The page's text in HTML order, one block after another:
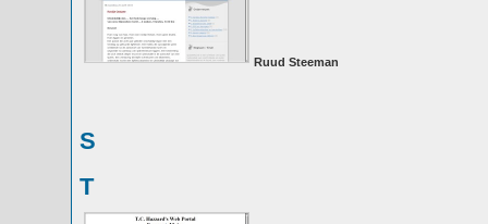
Ruud Steeman
S
T